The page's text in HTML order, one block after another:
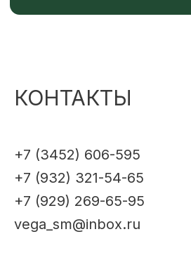
КОНТАКТЫ
+7 (3452) 606-595
+7 (932) 321-54-65
+7 (929) 269-65-95
vega_sm@inbox.ru